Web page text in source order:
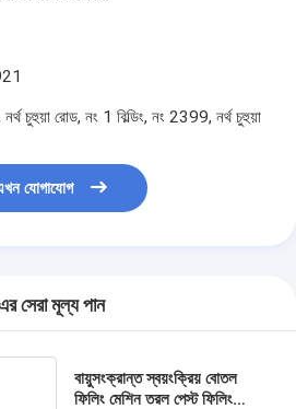
চুহুয়া রোড, নং 1 বিল্ডিং, নং 2399, নর্থ চুহুয়া
যোগাযোগ
সেরা মূল্য পান
বায়ুসংক্রান্ত স্বয়ংক্রিয় বোতল
ফিলিং মেশিন তরল পেস্ট ফিলিং